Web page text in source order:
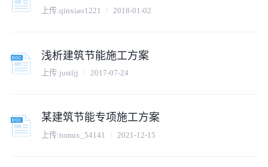
上传:qinxiao1221 2018-01-02
浅析建筑节能施工方案
上传:justljj 2017-07-24
某建筑节能专项施工方案
上传:tumux_54141 2021-12-15